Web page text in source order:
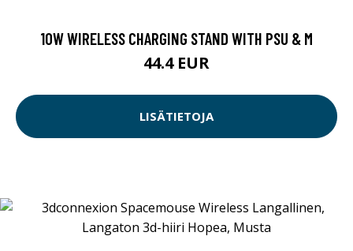
10W WIRELESS CHARGING STAND WITH PSU & M
44.4 EUR
LISÄTIETOJA